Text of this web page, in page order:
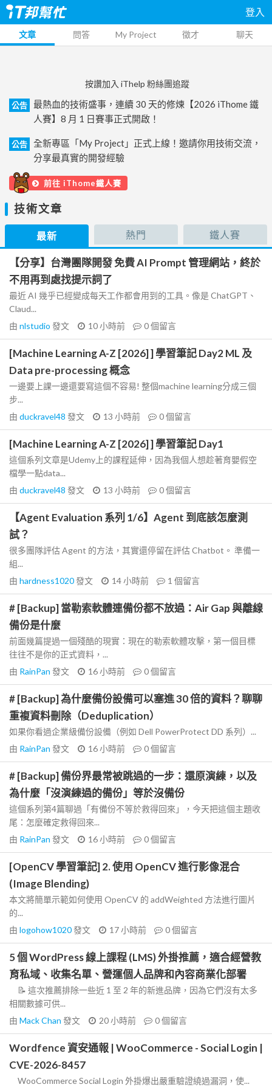
登入
文章 問答 My Project 徵才 聊天
按讚加入 iThelp 粉絲團追蹤
公告
最熱血的技術盛事，連續 30 天的修煉【2026 iThome 鐵
人賽】8 月 1 日賽事正式開啟！
公告
全新專區「My Project」正式上線！邀請你用技術交流，
分享最真實的開發經驗
前往 iThome鐵人賽
技術文章
最新 熱門 鐵人賽
【分享】台灣團隊開發 免費 AI Prompt 管理網站，終於
不用再到處找提示詞了
最近 AI 幾乎已經變成每天工作都會用到的工具。像是 ChatGPT、
Claud...
由 nlstudio 發文 10 小時前 0個留言
[Machine Learning A-Z [2026] ] 學習筆記 Day2 ML 及
Data pre-processing 概念
一邊要上課一邊還要寫這個不容易! 整個machine learning分成三個
步...
由 duckravel48 發文 13 小時前 0個留言
[Machine Learning A-Z [2026] ] 學習筆記 Day1
這個系列文章是Udemy上的課程延伸，因為我個人想趁著育嬰假空
檔學一點data...
由 duckravel48 發文 13 小時前 0個留言
【Agent Evaluation 系列 1/6】Agent 到底該怎麼測
試？
很多團隊評估 Agent 的方法，其實還停留在評估 Chatbot。 準備一
組...
由 hardness1020發文 14 小時前 1 個留言
# [Backup] 當勒索軟體連備份都不放過：Air Gap 與離線
備份是什麼
前面幾篇提過一個殘酷的現實：現在的勒索軟體攻擊，第一個目標
往往不是你的正式資料，...
由 RainPan 發文 16 小時前 0個留言
# [Backup] 為什麼備份設備可以塞進 30 倍的資料？聊聊
重複資料刪除（Deduplication）
如果你看過企業級備份設備（例如 Dell PowerProtect DD 系列）...
由 RainPan 發文 16 小時前 0個留言
# [Backup] 備份界最常被跳過的一步：還原演練，以及
為什麼「沒演練過的備份」等於沒備份
這個系列第4篇聊過「有備份不等於救得回來」，今天把這個主題收
尾：怎麼確定救得回來...
由 RainPan 發文 16 小時前 0個留言
[OpenCV 學習筆記] 2. 使用 OpenCV 進行影像混合
(Image Blending)
本文將簡單示範如何使用 OpenCV 的 addWeighted 方法進行圖片
的...
由 logohow1020發文 17 小時前 0個留言
5 個 WordPress 線上課程 (LMS) 外掛推薦，適合經營教
育私域、收集名單、營運個人品牌和內容商業化部署
📝 這次推薦排除一些近 1 至 2 年的新進品牌，因為它們沒有太多
相關數據可供...
由 Mack Chan 發文 20 小時前 0個留言
Wordfence 資安通報 | WooCommerce - Social Login |
CVE-2026-8457
WooCommerce Social Login 外掛爆出嚴重驗證繞過漏洞，使...